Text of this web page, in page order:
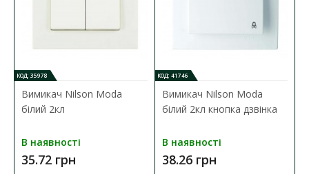
КОД: 35978
Вимикач Nilson Moda
білий 2кл
В наявності
35.72 грн
КОД: 41746
Вимикач Nilson Moda
білий 2кл кнопка дзвінка
В наявності
38.26 грн